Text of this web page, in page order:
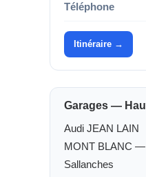
Téléphone
Itinéraire →
Garages —
Audi JEAN LAIN
MONT BLANC —
Sallanches